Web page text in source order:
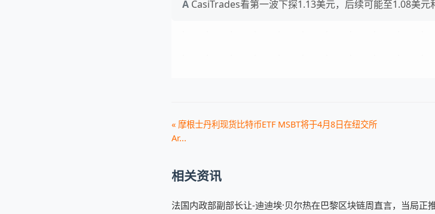
CasiTrades看第一波下探1.13美元，后续可能至1.08美元
« 摩根士丹利现货比特币ETF MSBT将于4月8日在纽交所
Ar...
相关资讯
法国内政部副部长让-迪迪埃·贝尔热在巴黎区块链周直言，当局